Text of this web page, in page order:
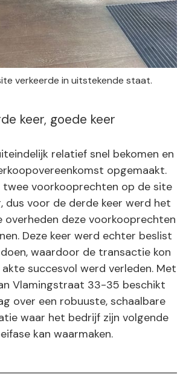
verkeerde in uitstekende staat.
keer, goede keer
relatief snel bekomen en
opgemaakt.
twee voorkooprechten op de site
dus voor de derde keer werd het
overheden deze voorkooprechten
Deze keer werd echter beslist
waardoor de transactie kon
succesvol werd verleden. Met
Vlamingstraat 33-35 beschikt
over een robuuste, schaalbare
waar het bedrijf zijn volgende
kan waarmaken.